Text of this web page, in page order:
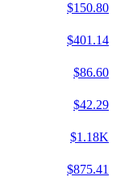
$150.80
$401.14
$86.60
$42.29
$1.18K
$875.41